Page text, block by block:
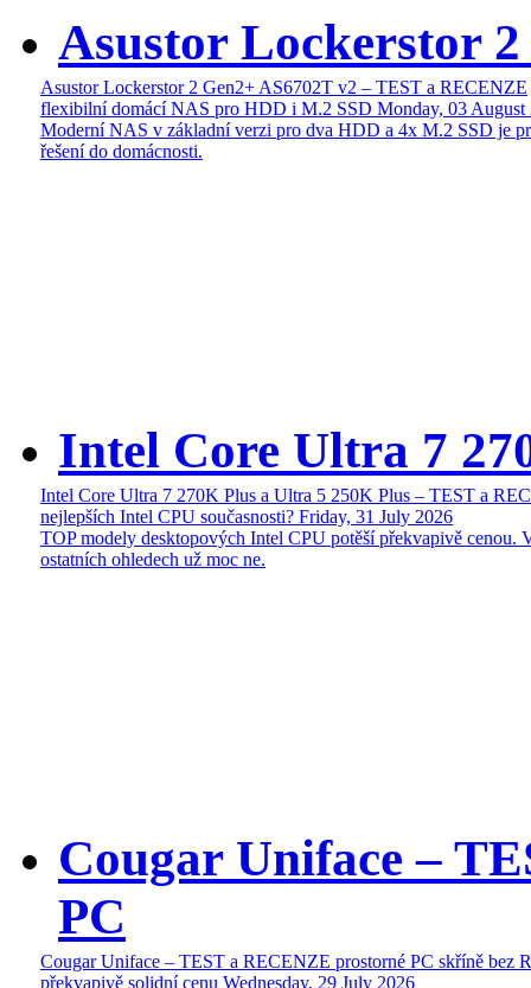
Asustor Lockerstor
Asustor Lockerstor 2 Gen2+ AS6702T v2 – TEST a RECENZE
flexibilní domácí NAS pro HDD i M.2 SSD Monday, 03 August
Moderní NAS v základní verzi pro dva HDD a 4x M.2 SSD je
řešení do domácnosti.
Intel Core Ultra 7
Intel Core Ultra 7 270K Plus a Ultra 5 250K Plus – TEST a
nejlepších Intel CPU současnosti? Friday, 31 July 2026
TOP modely desktopových Intel CPU potěší překvapivě cenou.
ostatních ohledech už moc ne.
Cougar Uniface –
PC
Cougar Uniface – TEST a RECENZE prostorné PC skříně bez
překvapivě solidní cenu Wednesday, 29 July 2026